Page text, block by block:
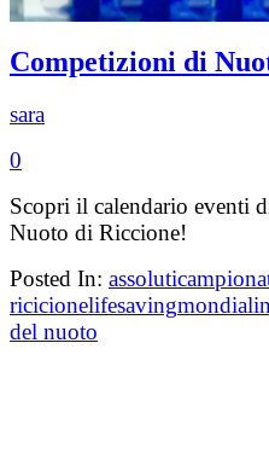
Competizioni di
sara
0
Scopri il calendario eventi
Nuoto di Riccione!
Posted In: assoluti
ricicionelifesavingmondiali
del nuoto